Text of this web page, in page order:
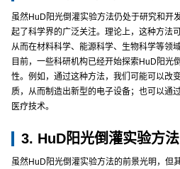
虽然HuD阳光倒灌实验方法仍处于研究和开
起了科学界的广泛关注。理论上，这种方法
从而在材料科学、能源科学、生物科学等领
目前，一些科研机构已经开始探索HuD阳光
性。例如，通过这种方法，我们可能可以改
质，从而制造出新型的电子设备；也可以通
医疗技术。
3. HuD阳光倒灌实验方
虽然HuD阳光倒灌实验方法的前景光明，但